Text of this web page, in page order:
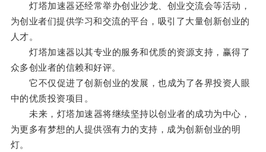
灯塔加速器还经常举办创业沙龙、创业交流会等活动，
为创业者们提供学习和交流的平台，吸引了大量创新创业的
人才。
灯塔加速器以其专业的服务和优质的资源支持，赢得了
众多创业者的信赖和好评。
它不仅促进了创新创业的发展，也成为了各界投资人眼
中的优质投资项目。
未来，灯塔加速器将继续坚持以创业者的成功为中心，
为更多有梦想的人提供强有力的支持，成为创新创业的明
灯。